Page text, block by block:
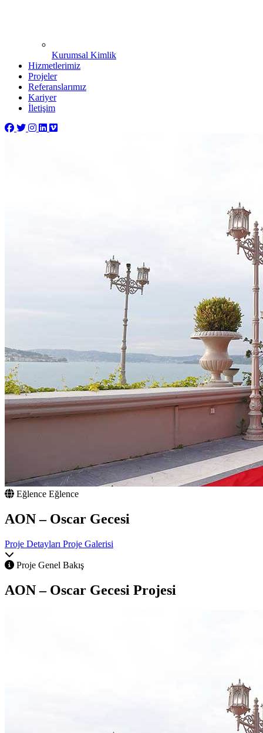
Kurumsal Kimlik
Hizmetlerimiz
Projeler
Referanslarımız
Kariyer
İletişim
Eğlence Eğlence
AON – Oscar Gecesi
Proje Detayları Proje Galerisi
Proje Genel Bakış
AON – Oscar Gecesi Projesi